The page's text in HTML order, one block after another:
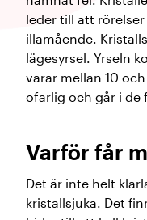
leder till att
illamående.
lägesyrsel. Yrseln
varar mellan 10
ofarlig och går i de
Varför får
Det är inte helt
kristallsjuka. Det